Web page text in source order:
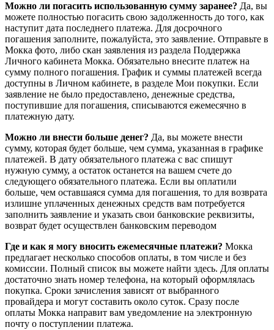
Можно ли погасить использованную сумму заранее? Да, вы
можете полностью погасить свою задолженность до того, как
наступит дата последнего платежа. Для досрочного
погашения заполните, пожалуйста, это заявление. Отправьте в
Мокка фото, либо скан заявления из раздела Поддержка
Личного кабинета Мокка. Обязательно внесите платеж на
сумму полного погашения. График и суммы платежей всегда
доступны в Личном кабинете, в разделе Мои покупки. Если
заявление не было предоставлено, денежные средства,
поступившие для погашения, списываются ежемесячно в
платежную дату.
Можно ли внести больше денег? Да, вы можете внести
сумму, которая будет больше, чем сумма, указанная в графике
платежей. В дату обязательного платежа с вас спишут
нужную сумму, а остаток останется на вашем счете до
следующего обязательного платежа. Если вы оплатили
больше, чем оставшаяся сумма для погашения, то для возврата
излишне уплаченных денежных средств вам потребуется
заполнить заявление и указать свои банковские реквизиты,
возврат будет осуществлен банковским переводом
Где и как я могу вносить ежемесячные платежи? Мокка
предлагает несколько способов оплаты, в том числе и без
комиссии. Полный список вы можете найти здесь. Для оплаты
достаточно знать номер телефона, на который оформлялась
покупка. Сроки зачисления зависят от выбранного
провайдера и могут составить около суток. Сразу после
оплаты Мокка направит вам уведомление на электронную
почту о поступлении платежа.